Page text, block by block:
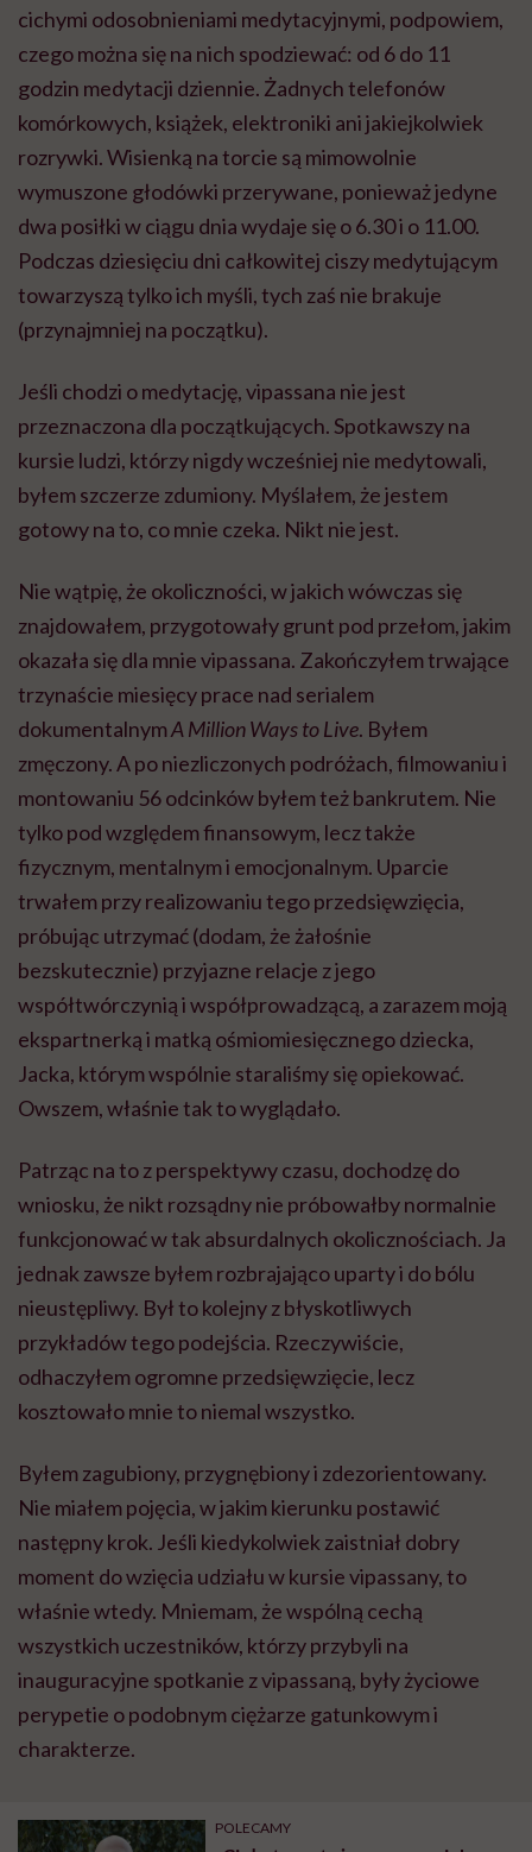
cichymi odosobnieniami medytacyjnymi, podpowiem,
czego można się na nich spodziewać: od 6 do 11
godzin medytacji dziennie. Żadnych telefonów
komórkowych, książek, elektroniki ani jakiejkolwiek
rozrywki. Wisienką na torcie są mimowolnie
wymuszone głodówki przerywane, ponieważ jedyne
dwa posiłki w ciągu dnia wydaje się o 6.30 i o 11.00.
Podczas dziesięciu dni całkowitej ciszy medytującym
towarzyszą tylko ich myśli, tych zaś nie brakuje
(przynajmniej na początku).
Jeśli chodzi o medytację, vipassana nie jest
przeznaczona dla początkujących. Spotkawszy na
kursie ludzi, którzy nigdy wcześniej nie medytowali,
byłem szczerze zdumiony. Myślałem, że jestem
gotowy na to, co mnie czeka. Nikt nie jest.
Nie wątpię, że okoliczności, w jakich wówczas się
znajdowałem, przygotowały grunt pod przełom, jakim
okazała się dla mnie vipassana. Zakończyłem trwające
trzynaście miesięcy prace nad serialem
dokumentalnymA Million Ways to Live. Byłem
zmęczony. A po niezliczonych podróżach, filmowaniu i
montowaniu 56 odcinków byłem też bankrutem. Nie
tylko pod względem finansowym, lecz także
fizycznym, mentalnym i emocjonalnym. Uparcie
trwałem przy realizowaniu tego przedsięwzięcia,
próbując utrzymać (dodam, że żałośnie
bezskutecznie) przyjazne relacje z jego
współtwórczynią i współprowadzącą, a zarazem moją
ekspartnerką i matką ośmiomiesięcznego dziecka,
Jacka, którym wspólnie staraliśmy się opiekować.
Owszem, właśnie tak to wyglądało.
Patrząc na to z perspektywy czasu, dochodzę do
wniosku, że nikt rozsądny nie próbowałby normalnie
funkcjonować w tak absurdalnych okolicznościach. Ja
jednak zawsze byłem rozbrajająco uparty i do bólu
nieustępliwy. Był to kolejny z błyskotliwych
przykładów tego podejścia. Rzeczywiście,
odhaczyłem ogromne przedsięwzięcie, lecz
kosztowało mnie to niemal wszystko.
Byłem zagubiony, przygnębiony i zdezorientowany.
Nie miałem pojęcia, w jakim kierunku postawić
następny krok. Jeśli kiedykolwiek zaistniał dobry
moment do wzięcia udziału w kursie vipassany, to
właśnie wtedy. Mniemam, że wspólną cechą
wszystkich uczestników, którzy przybyli na
inauguracyjne spotkanie z vipassaną, były życiowe
perypetie o podobnym ciężarze gatunkowym i
charakterze.
POLECAMY